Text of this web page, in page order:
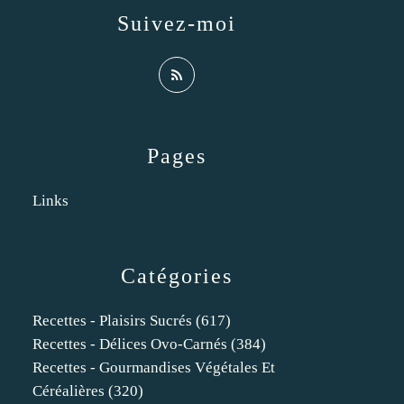
Catégories
Recettes - Plaisirs Sucrés (617)
Recettes - Délices Ovo-Carnés (384)
Recettes - Gourmandises Végétales Et
Céréalières (320)
Pages
Links
Suivez-moi